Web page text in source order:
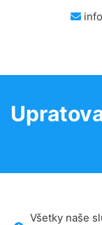
Všetky naše